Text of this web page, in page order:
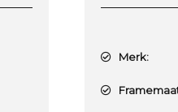
Merk: